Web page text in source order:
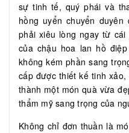
sự tinh tế, quý phái và
hồng uyển chuyển
phải xiêu lòng ngay từ
của chậu hoa lan hồ
không kém phần sang
cấp được thiết kế tinh
thành một món quà vừa
thẩm mỹ sang trọng của
Không chỉ đơn thuần là